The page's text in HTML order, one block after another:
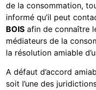
de la consommation,
informé qu’il peut
BOIS afin de connaître
médiateurs de la
la résolution amiable
A défaut d’accord
soit l’une des